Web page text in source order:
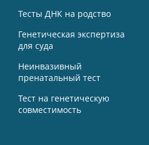
Тесты ДНК на родство
Генетическая экспертиза
для суда
Неинвазивный
пренатальный тест
Тест на генетическую
совместимость